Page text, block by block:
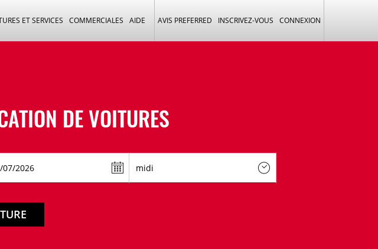
ET SERVICES COMMERCIALES AIDE AVIS PREFERRED INSCRIVEZ-VOUS CONNEXION
DE VOITURES